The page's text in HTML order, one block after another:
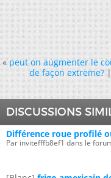
« peut on augmenter le
de façon extreme?
DISCUSSIONS
Différence roue profilé
Par invitefffb8ef1 dans le